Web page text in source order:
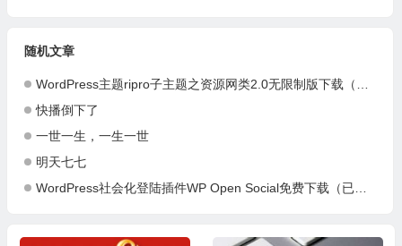
随机文章
WordPress主题ripro子主题之资源网类2.0无限制版下载（已测试）
快播倒下了
一世一生，一生一世
明天七七
WordPress社会化登陆插件WP Open Social免费下载（已测试）